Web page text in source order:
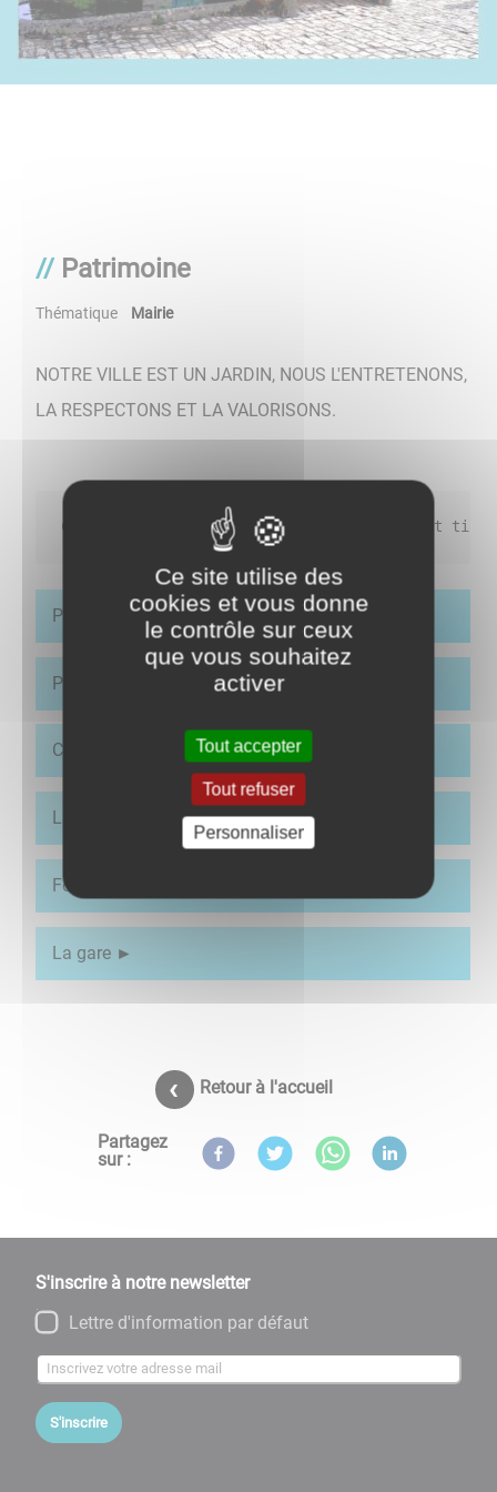
Patrimoine
Thématique Mairie
NOTRE VILLE EST UN JARDIN, NOUS L'ENTRETENONS,
LA RESPECTONS ET LA VALORISONS.
Parc Lamugnière
Parc Recoing
Chemin des Écoulottes
La poste
Fontaine de la Maison du Bois
La gare
Retour à l'accueil
Partagez
sur :
S'inscrire à notre newsletter
Lettre d'information par défaut
S'inscrire
Ce site utilise des
cookies et vous donne
le contrôle sur ceux
que vous souhaitez
activer
Tout accepter
Tout refuser
Personnaliser